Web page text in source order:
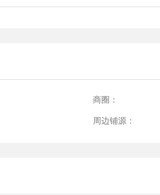
商圈：
周边铺源：